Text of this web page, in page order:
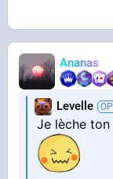
Ananas
Levelle
Je lèche